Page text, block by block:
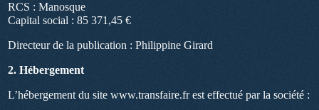
RCS : Manosque
Capital social : 85 371,45 €
Directeur de la publication : Philippine Girard
2. Hébergement
L’hébergement du site www.transfaire.fr est effectué par la société :